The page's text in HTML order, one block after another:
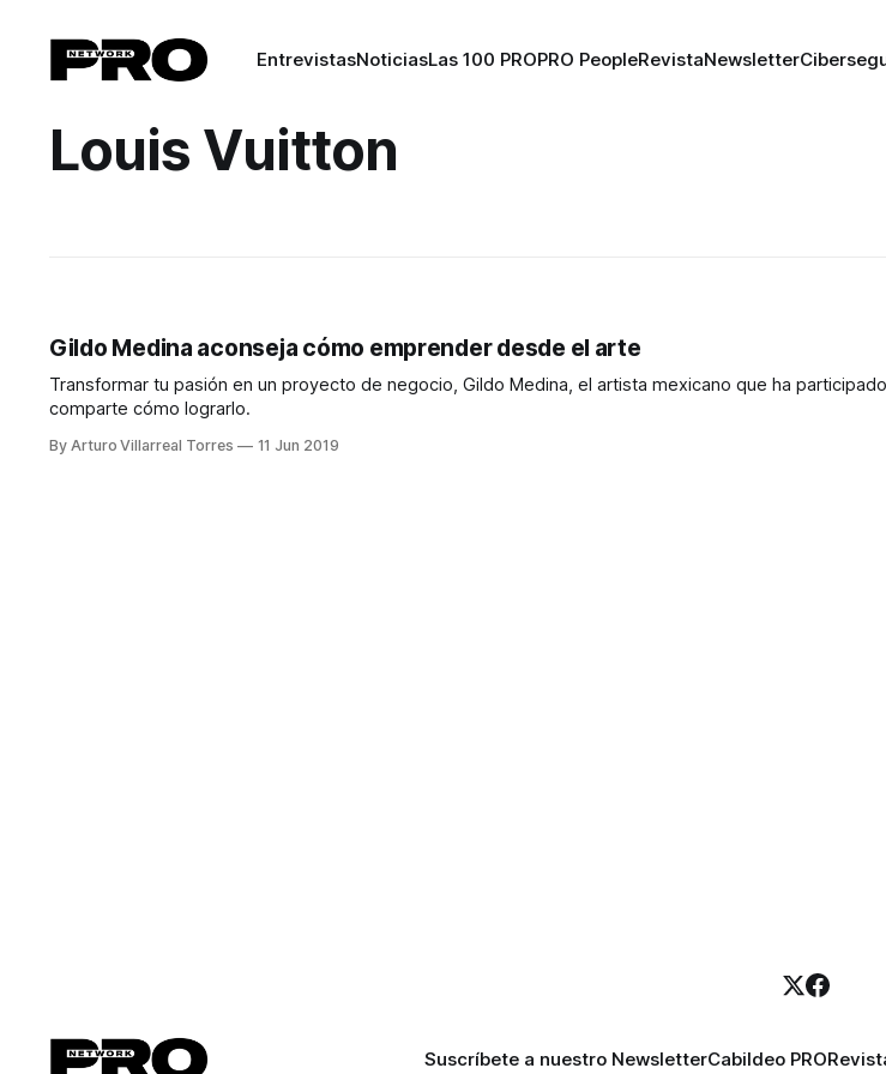
EntrevistasNoticiasLas 100 PROPRO PeopleRevistaNewsletter
Louis Vuitton
Gildo Medina aconseja cómo emprender desde el arte
Transformar tu pasión en un proyecto de negocio, Gildo Medina, el artista mexicano que ha
comparte cómo lograrlo.
By Arturo Villarreal Torres 11 Jun 2019
Suscríbete a nuestro NewsletterCabildeo PRO